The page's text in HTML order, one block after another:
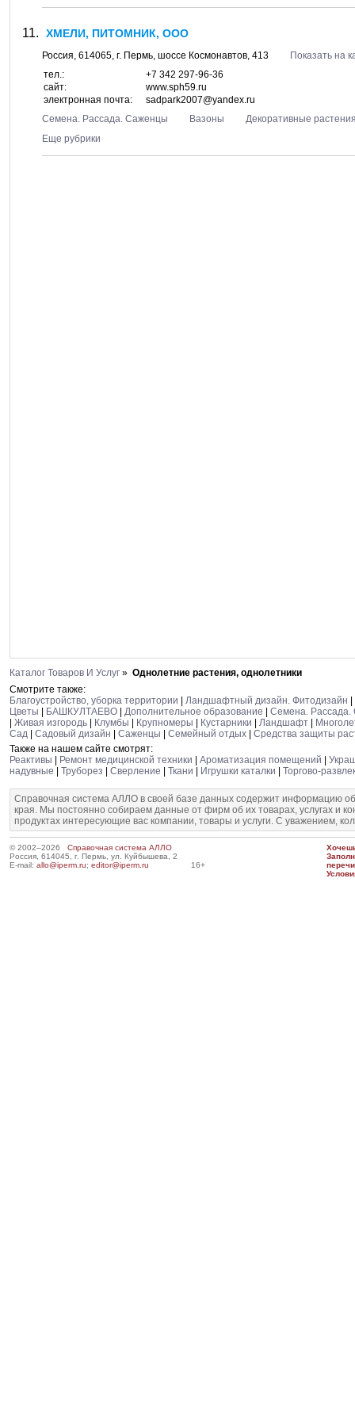
ХМЕЛИ, ПИТОМНИК, ООО
Россия, 614065, г. Пермь, шоссе Космонавтов, 413
Показать на
тел.:
+7 342 297-96-36
сайт:
www.sph59.ru
электронная почта:
sadpark2007@yandex.ru
Семена. Рассада. Саженцы
Вазоны
Декоративные
Еще рубрики
Каталог Товаров И Услуг » Однолетние растения, однолетники
Смотрите также:
Благоустройство, уборка территории
Ландшафтный дизайн. Фитодизайн
Цветы
БАШКУЛТАЕВО Дополнительное образование
Семена.
Живая изгородь Клумбы Крупномеры Кустарники Ландшафт
Сад
Садовый дизайн Саженцы Семейный отдых
Средства защиты
Также на нашем сайте смотрят:
Реактивы
Ремонт медицинской техники Ароматизация помещений
надувные
Труборез Сверление Ткани Игрушки каталки Торгово-
Справочная система АЛЛО в своей базе данных содержит информацию
края. Мы постоянно собираем данные от фирм об их товарах, услугах и
продуктах интересующие вас компании, товары и услуги. С уважением,
© 2002–2026 Справочная система АЛЛО
Россия, 614045, г. Пермь, ул. Куйбышева, 2
E-mail: allo@iperm.ru; editor@iperm.ru 16+